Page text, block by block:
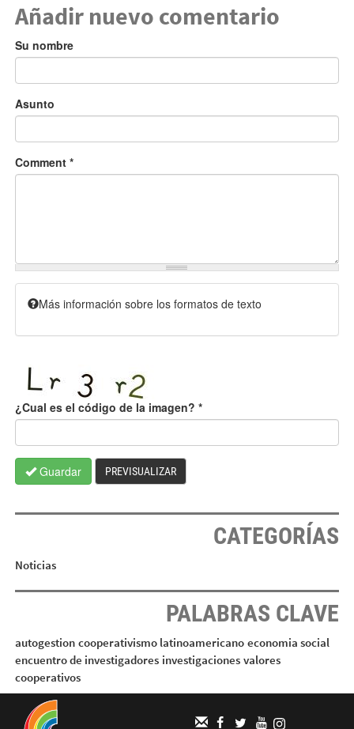
Añadir nuevo comentario
Su nombre
Asunto
Comment *
Más información sobre los formatos de texto
¿Cual es el código de la imagen? *
Guardar PREVISUALIZAR
CATEGORÍAS
Noticias
PALABRAS CLAVE
autogestion cooperativismo latinoamericano economia social
encuentro de investigadores investigaciones valores
cooperativos